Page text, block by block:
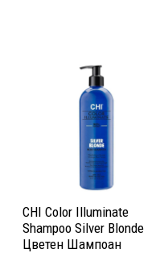
CHI Color Illuminate
Shampoo Silver Blonde
Цветен Шампоан